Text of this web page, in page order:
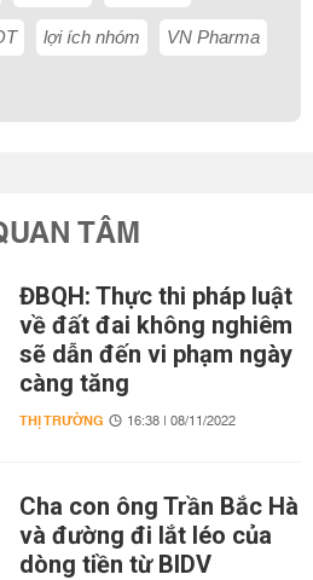
lợi ích nhóm VN Pharma
TÂM
ĐBQH: Thực thi pháp luật
về đất đai không nghiêm
sẽ dẫn đến vi phạm ngày
càng tăng
THỊ TRƯỜNG 16:38 | 08/11/2022
Cha con ông Trần Bắc Hà
và đường đi lắt léo của
dòng tiền từ BIDV